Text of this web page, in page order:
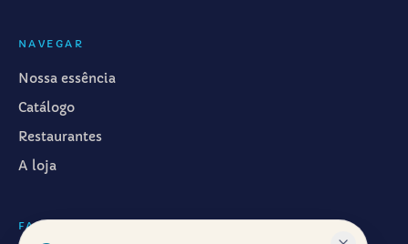
NAVEGAR
Nossa essência
Catálogo
Restaurantes
A loja
FALAR CONOSCO